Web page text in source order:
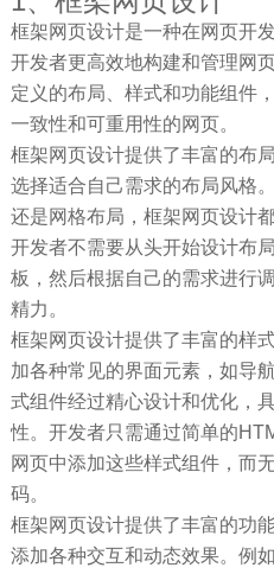
框架网页设计是一种在网页开
开发者更高效地构建和管理网
定义的布局、样式和功能组件
一致性和可重用性的网页。
框架网页设计提供了丰富的布
选择适合自己需求的布局风格
还是网格布局，框架网页设计
开发者不需要从头开始设计布
板，然后根据自己的需求进行
精力。
框架网页设计提供了丰富的样
加各种常见的界面元素，如导
式组件经过精心设计和优化，
性。开发者只需通过简单的
网页中添加这些样式组件，而
码。
框架网页设计提供了丰富的功
添加各种交互和动态效果。例